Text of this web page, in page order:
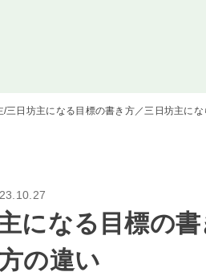
三日坊主になる目標の書き方／三日坊主に
になる目標の
の違い